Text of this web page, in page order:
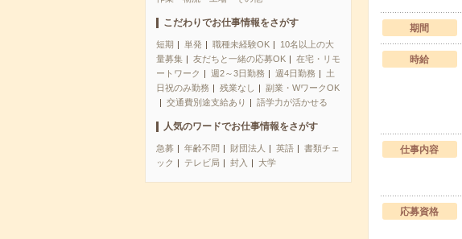
こだわりでお仕事情報をさがす
短期 単発 職種未経験OK
10名以上の大
量募集
友だちと一緒の応募OK
在宅・リモ
ートワーク
週2～3日勤務 週4日勤務
土
日祝のみ勤務
残業なし
副業・WワークOK
交通費別途支給あり
語学力が活かせる
人気のワードでお仕事情報をさがす
急募 年齢不問 財団法人 英語
書類チェ
ック
テレビ局 封入 大学
期間
時給
仕事内容
応募資格